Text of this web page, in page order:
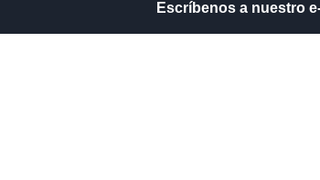
Escríbenos a nuestro